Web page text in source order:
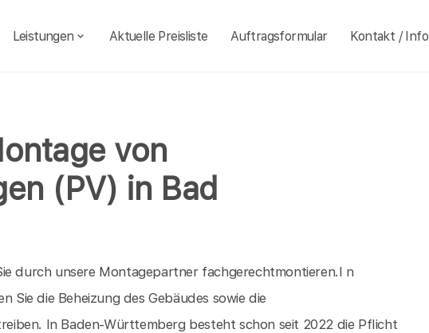
Leistungen Aktuelle Preisliste Auftragsformular Kontakt / Info
von
(PV) in Bad
durch unsere Montagepartner fachgerechtmontieren.I n
Sie die Beheizung des Gebäudes sowie die
In Baden-Württemberg besteht schon seit 2022 die Pflicht